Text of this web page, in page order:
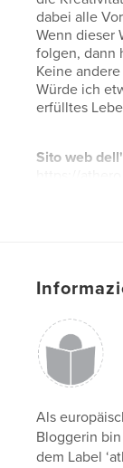
dabei alle
Wenn dieser
folgen, dann
Keine
Würde ich
erfülltes
Sito web
Categorie
N° di pagine:
Data di
Lingua
Parole
Stoffdrucke
Als
Bloggerin
dem Label